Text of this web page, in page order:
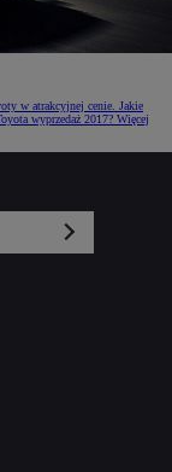
w atrakcyjnej cenie. Jakie
wyprzedaż 2017? Więcej